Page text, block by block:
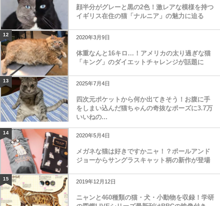
顔半分がグレーと黒の2色！激レアな模様を持つ
イギリス在住の猫「ナルニア」の魅力に迫る
12 2020年3月9日
体重なんと16キロ…！アメリカの太り過ぎな猫
「キング」のダイエットチャレンジが話題に
13 2025年7月4日
四次元ポケットから何か出てきそう！お腹に手
をしまい込んだ猫ちゃんの奇抜なポーズに3.7万
いいねの...
14 2020年5月4日
メガネな猫は好きですかニャ！？ポールアンド
ジョーからサングラスキャット柄の新作が登場
15 2019年12月12日
ニャンと460種類の猫・犬・小動物を収録！学研